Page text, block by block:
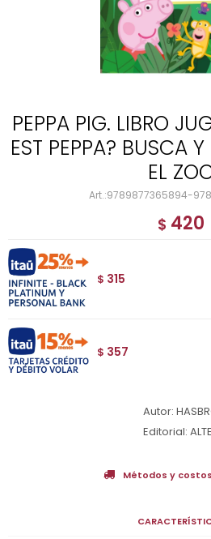
PEPPA PIG. LIBRO JUGUETE - ¿D NDE
EST PEPPA? BUSCA
EL
9789877365894-
$ 420
$ 315
$ 357
Autor:
Editorial:
Métodos y